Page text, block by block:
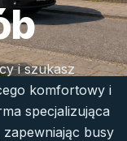
i szukasz
komfortowy i
specjalizująca
busy